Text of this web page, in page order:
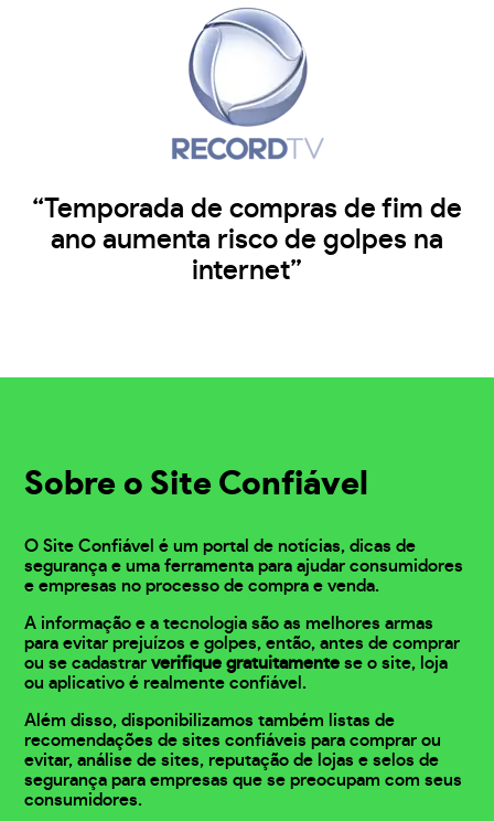
“Temporada de compras de fim de
ano aumenta risco de golpes na
internet”
Sobre o Site Confiável
O Site Confiável é um portal de notícias, dicas de
segurança e uma ferramenta para ajudar consumidores
e empresas no processo de compra e venda.
A informação e a tecnologia são as melhores armas
para evitar prejuízos e golpes, então, antes de comprar
ou se cadastrarverifique gratuitamente se o site, loja
ou aplicativo é realmente confiável.
Além disso, disponibilizamos também listas de
recomendações de sites confiáveis para comprar ou
evitar, análise de sites, reputação de lojas e selos de
segurança para empresas que se preocupam com seus
consumidores.